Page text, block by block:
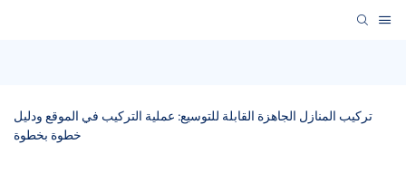
تركيب المنازل الجاهزة القابلة للتوسيع: عملية التركيب في الموقع ودليل
خطوة بخطوة